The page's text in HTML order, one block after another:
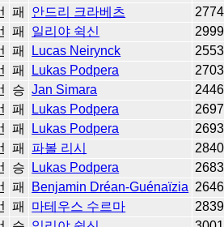
패 안드리 크라베츠
2774
패 일리야 쉭신
2999
패 Lucas Neirynck
2553
패 Lukas Podpera
2703
승 Jan Simara
2446
패 Lukas Podpera
2697
패 Lukas Podpera
2693
패 파볼 리시
2840
승 Lukas Podpera
2683
패 Benjamin Dréan-Guénaïzia 2646
패 마테우스 수르마
2839